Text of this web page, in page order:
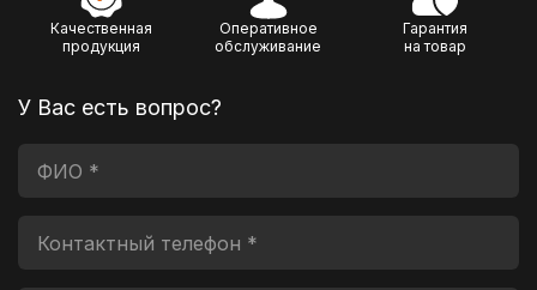
Качественная
продукция
Оперативное
обслуживание
Гарантия
на товар
У Вас есть вопрос?